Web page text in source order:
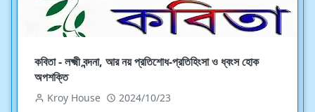
কবিতা - লক্ষ্মী বন্দনা, আর নয় প্রতিশোধ-প্রতিহিংসা ও ধ্বংস হোক
অপশক্তি
Kroy House 2024/10/23